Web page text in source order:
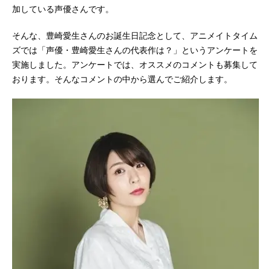
加している声優さんです。
そんな、豊崎愛生さんのお誕生日記念として、アニメイトタイム
ズでは「声優・豊崎愛生さんの代表作は？」というアンケートを
実施しました。アンケートでは、オススメのコメントも募集して
おります。そんなコメントの中から選んでご紹介します。